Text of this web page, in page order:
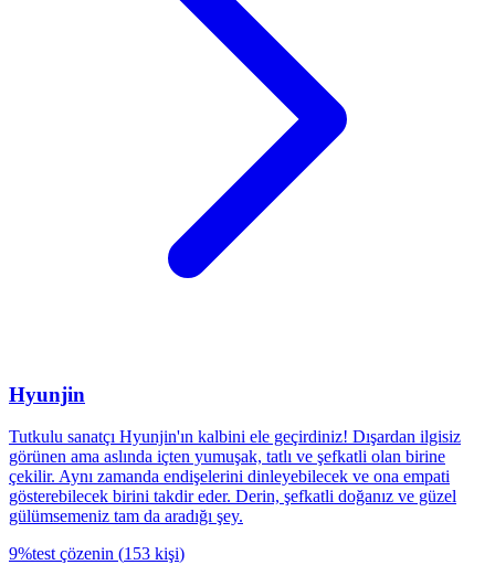
Hyunjin
Tutkulu sanatçı Hyunjin'ın kalbini ele geçirdiniz! Dışardan ilgisiz
görünen ama aslında içten yumuşak, tatlı ve şefkatli olan birine
çekilir. Aynı zamanda endişelerini dinleyebilecek ve ona empati
gösterebilecek birini takdir eder. Derin, şefkatli doğanız ve güzel
gülümsemeniz tam da aradığı şey.
9%test çözenin (153 kişi)